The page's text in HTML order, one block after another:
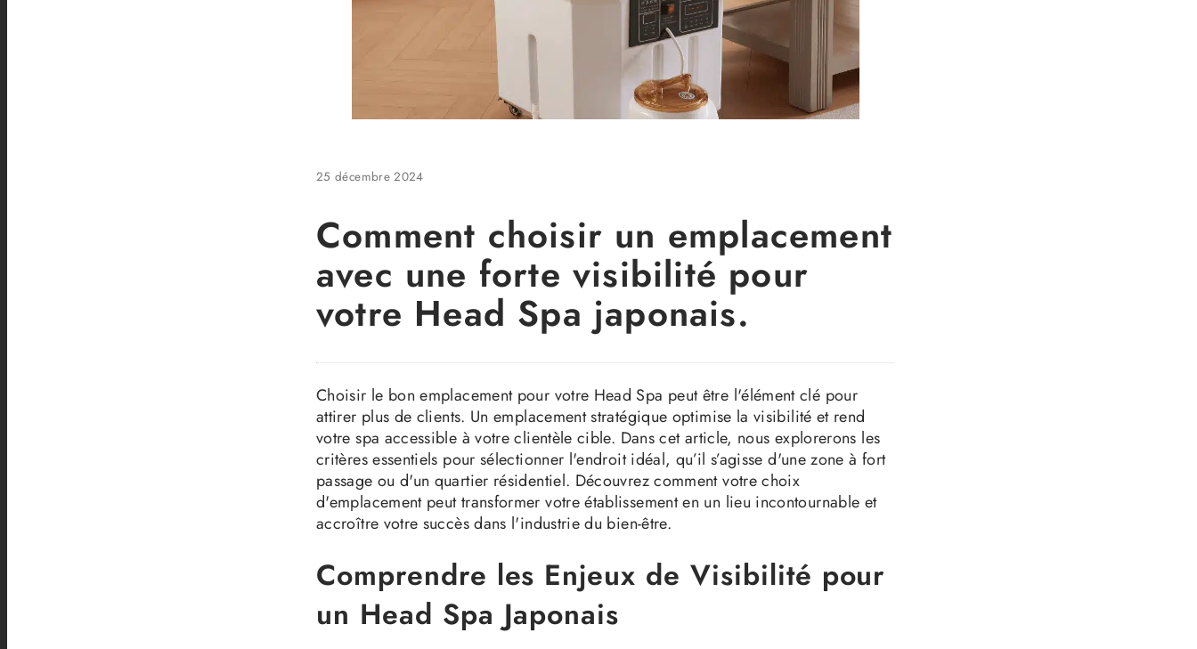
25 décembre 2024
Comment choisir un emplacement
avec une forte visibilité pour
votre Head Spa japonais.
Choisir le bon emplacement pour votre Head Spa peut être l'élément clé pour
attirer plus de clients. Un emplacement stratégique optimise la visibilité et rend
votre spa accessible à votre clientèle cible. Dans cet article, nous explorerons les
critères essentiels pour sélectionner l'endroit idéal, qu’il s’agisse d'une zone à fort
passage ou d'un quartier résidentiel. Découvrez comment votre choix
d'emplacement peut transformer votre établissement en un lieu incontournable et
accroître votre succès dans l'industrie du bien-être.
Comprendre les Enjeux de Visibilité pour
un Head Spa Japonais